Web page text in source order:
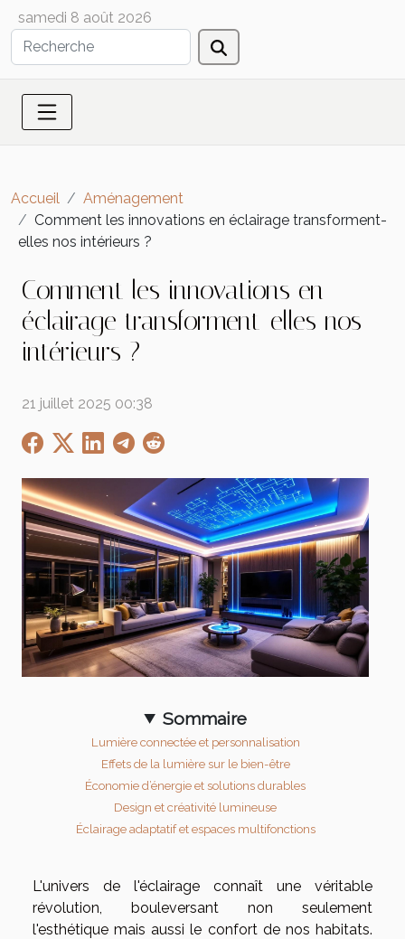
samedi 8 août 2026
Accueil
Aménagement
Comment les innovations en éclairage transforment-
elles nos intérieurs ?
Comment les innovations en
éclairage transforment-elles nos
intérieurs ?
21 juillet 2025 00:38
Sommaire
Lumière connectée et personnalisation
Effets de la lumière sur le bien-être
Économie d’énergie et solutions durables
Design et créativité lumineuse
Éclairage adaptatif et espaces multifonctions
L'univers de l'éclairage connaît une véritable
révolution, bouleversant non seulement
l'esthétique mais aussi le confort de nos habitats.